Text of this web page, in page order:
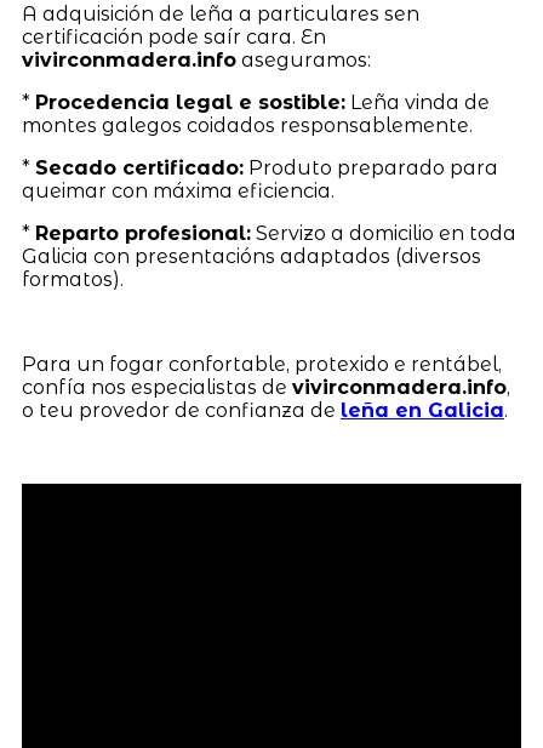
A adquisición de leña a particulares sen
certificación pode saír cara. En
vivirconmadera.infoaseguramos:
* Procedencia legal e sostible:Leña vinda de
montes galegos coidados responsablemente.
* Secado certificado:Produto preparado para
queimar con máxima eficiencia.
* Reparto profesional:Servizo a domicilio en toda
Galicia con presentacións adaptados (diversos
formatos).
Para un fogar confortable, protexido e rentábel,
confía nos especialistas de vivirconmadera.info,
o teu provedor de confianza de leña en Galicia.